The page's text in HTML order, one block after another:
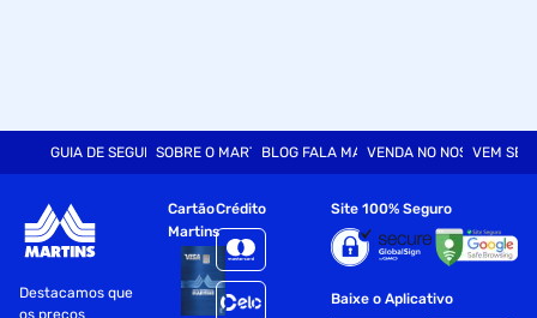
GUIA DE SEGURANÇASOBRE O MARTINSBLOG FALA MARTVENDA NO NOSSO SITE
VEM SER
Destacamos que
os preços
Cartão
Martins
Crédito Site 100% Seguro
Baixe o Aplicativo